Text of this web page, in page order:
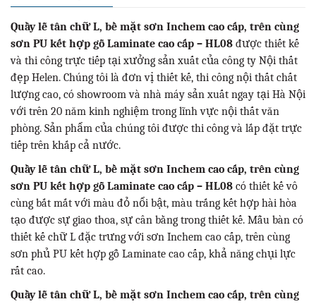
Quầy lễ tân chữ L, bề mặt sơn Inchem cao cấp, trên cùng
sơn PU kết hợp gỗ Laminate cao cấp – HL08 được thiết kế
và thi công trực tiếp tại xưởng sản xuất của công ty Nội thất
đẹp Helen. Chúng tôi là đơn vị thiết kế, thi công nội thất chất
lượng cao, có showroom và nhà máy sản xuất ngay tại Hà Nội
với trên 20 năm kinh nghiệm trong lĩnh vực nội thất văn
phòng. Sản phẩm của chúng tôi được thi công và lắp đặt trực
tiếp trên khắp cả nước.
Quầy lễ tân chữ L, bề mặt sơn Inchem cao cấp, trên cùng
sơn PU kết hợp gỗ Laminate cao cấp – HL08 có thiết kế vô
cùng bắt mắt với màu đỏ nổi bật, màu trắng kết hợp hài hòa
tạo được sự giao thoa, sự cân bằng trong thiết kế. Mẫu bàn có
thiết kế chữ L đặc trưng với sơn Inchem cao cấp, trên cùng
sơn phủ PU kết hợp gỗ Laminate cao cấp, khả năng chụi lực
rất cao.
Quầy lễ tân chữ L, bề mặt sơn Inchem cao cấp, trên cùng